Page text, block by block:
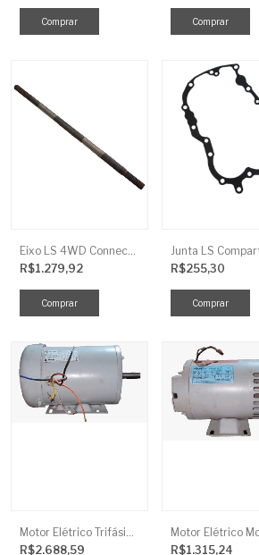
Eixo LS 4WD Connect TRG2888
R$1.279,92
R$255,30
Motor Elétrico Trifásico Semi-Blindado 2CV 4 Polos IP44
R$2.688,59
R$1.315,24